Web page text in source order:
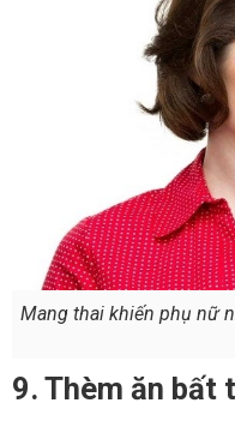
Mang thai khiến phụ nữ
9. Thèm ăn bất